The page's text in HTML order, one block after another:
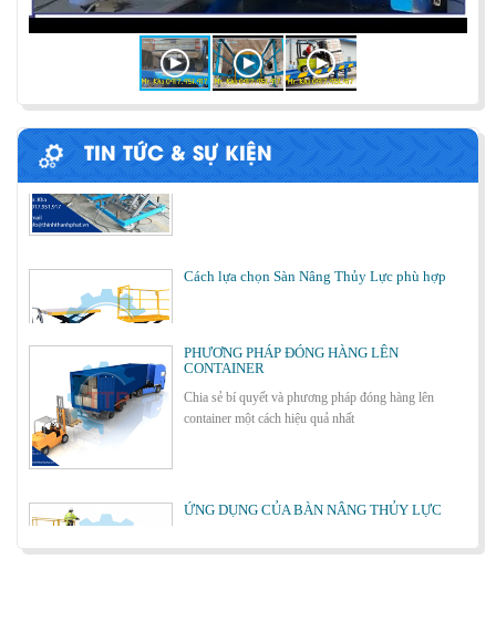
TIN TỨC & SỰ KIỆN
BÀN NÂNG THỦY LỰC MINI
container an toàn, hiệu quả
Chia sẻ bí quyết và phương pháp đóng hàng lên
container một cách hiệu quả nhất
Cùng tìm hiểu về ứng dụng của bàn nâng thủy lực